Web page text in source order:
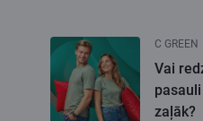
C GREEN
Vai
pasauli
zaļāk?